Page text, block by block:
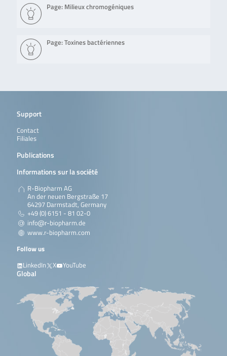
Page: Milieux chromogéniques
Page: Toxines bactériennes
Support
Contact
Filiales
Publications
Informations sur la société
R-Biopharm AG
An der neuen Bergstraße 17
64297 Darmstadt, Germany
+49 (0) 6151 - 81 02-0
info@r-biopharm.de
www.r-biopharm.com
Follow us
LinkedIn
X YouTube
Global